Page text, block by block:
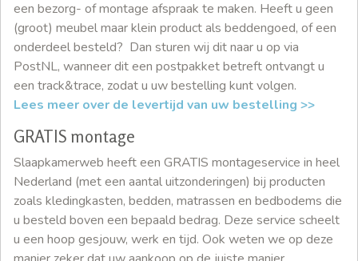
een bezorg- of montage afspraak te maken. Heeft u geen
(groot) meubel maar klein product als beddengoed, of een
onderdeel besteld? Dan sturen wij dit naar u op via
PostNL, wanneer dit een postpakket betreft ontvangt u
een track&trace, zodat u uw bestelling kunt volgen.
Lees meer over de levertijd van uw bestelling >>
GRATIS montage
Slaapkamerweb heeft een GRATIS montageservice in heel
Nederland (met een aantal uitzonderingen) bij producten
zoals kledingkasten, bedden, matrassen en bedbodems die
u besteld boven een bepaald bedrag. Deze service scheelt
u een hoop gesjouw, werk en tijd. Ook weten we op deze